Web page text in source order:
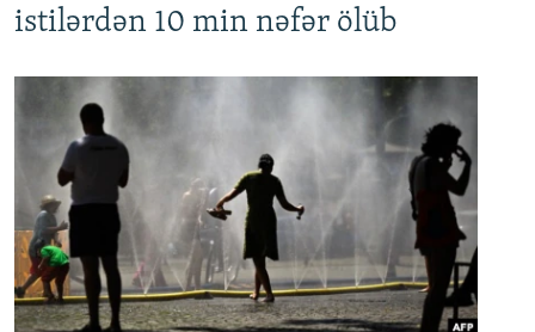
istilərdən 10 min nəfər ölüb